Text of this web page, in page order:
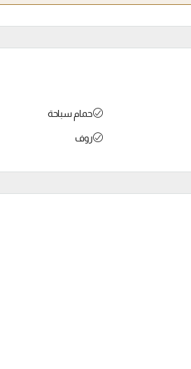
حمام سباحة
روف